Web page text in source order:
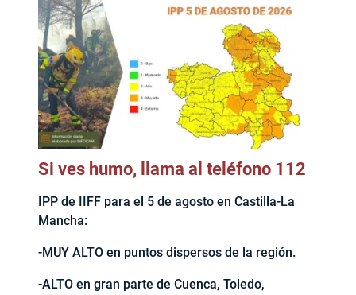
Si ves humo, llama al teléfono 112
IPP de IIFF para el 5 de agosto en Castilla-La
Mancha:
-MUY ALTO en puntos dispersos de la región.
-ALTO en gran parte de Cuenca, Toledo,